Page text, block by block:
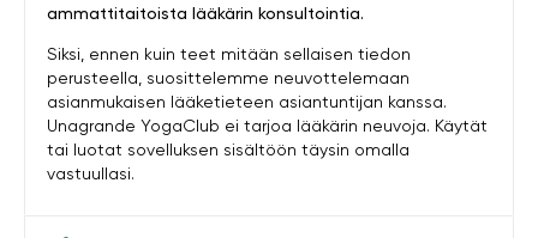
ammattitaitoista lääkärin konsultointia.
Siksi, ennen kuin teet mitään sellaisen tiedon
perusteella, suosittelemme neuvottelemaan
asianmukaisen lääketieteen asiantuntijan kanssa.
Unagrande YogaClub ei tarjoa lääkärin neuvoja. Käytät
tai luotat sovelluksen sisältöön täysin omalla
vastuullasi.